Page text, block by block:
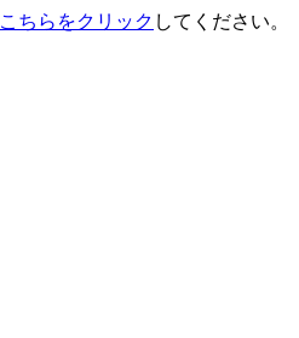
こちらをクリック してください。